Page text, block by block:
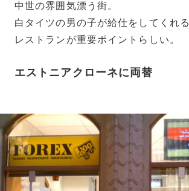
中世の雰囲気漂う街。
白タイツの男の子が給仕をしてくれる
レストランが重要ポイントらしい。
エストニアクローネに両替